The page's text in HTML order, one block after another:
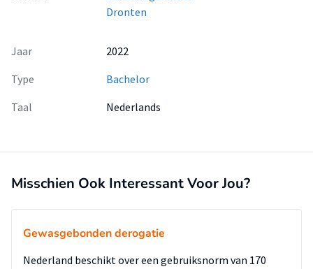
Dronten
Jaar
2022
Type
Bachelor
Taal
Nederlands
Misschien Ook Interessant Voor Jou?
Gewasgebonden derogatie
Nederland beschikt over een gebruiksnorm van 170